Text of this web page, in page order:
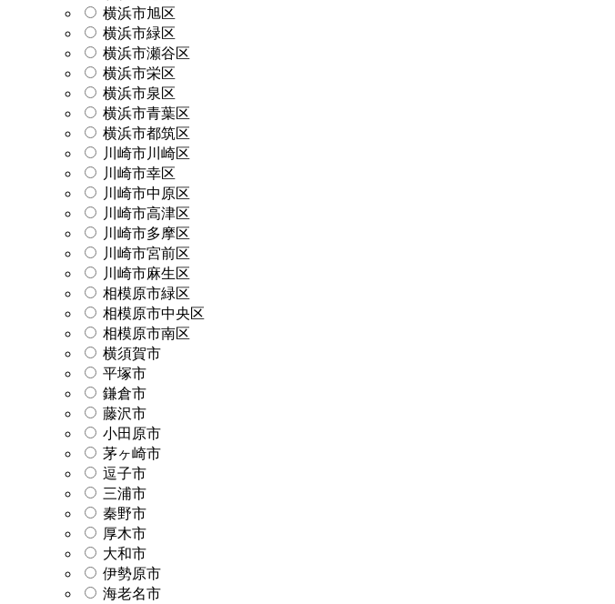
横浜市旭区
横浜市緑区
横浜市瀬谷区
横浜市栄区
横浜市泉区
横浜市青葉区
横浜市都筑区
川崎市川崎区
川崎市幸区
川崎市中原区
川崎市高津区
川崎市多摩区
川崎市宮前区
川崎市麻生区
相模原市緑区
相模原市中央区
相模原市南区
横須賀市
平塚市
鎌倉市
藤沢市
小田原市
茅ヶ崎市
逗子市
三浦市
秦野市
厚木市
大和市
伊勢原市
海老名市